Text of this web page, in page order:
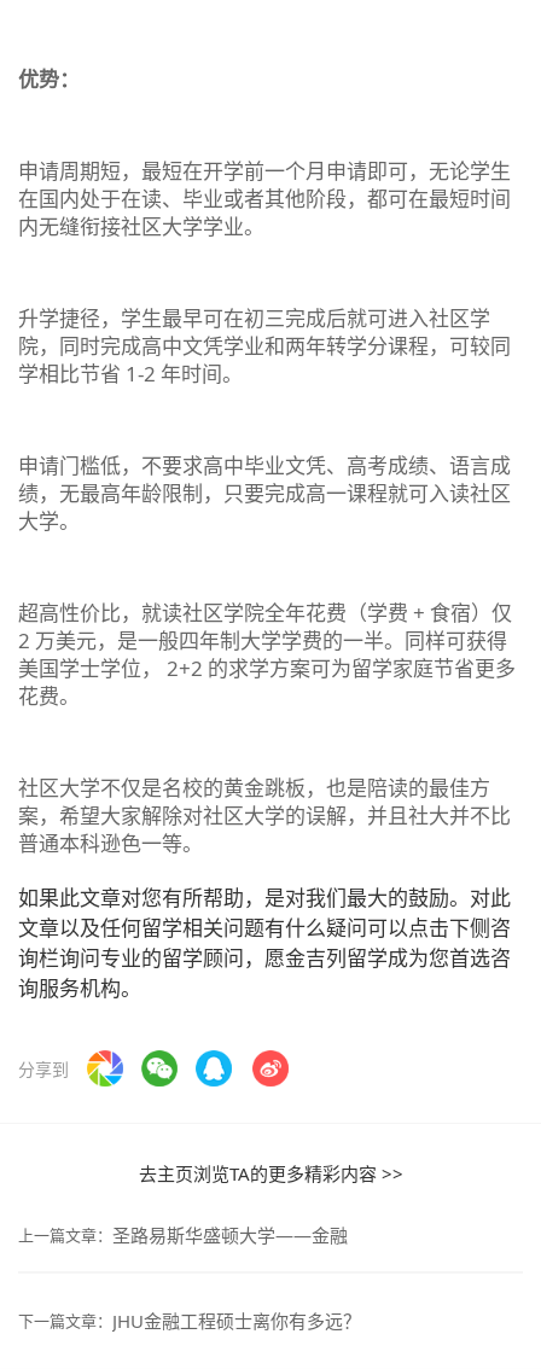
优势：
申请周期短，最短在开学前一个月申请即可，无论学生
在国内处于在读、毕业或者其他阶段，都可在最短时间
内无缝衔接社区大学学业。
升学捷径，学生最早可在初三完成后就可进入社区学
院，同时完成高中文凭学业和两年转学分课程，可较同
学相比节省 1-2 年时间。
申请门槛低，不要求高中毕业文凭、高考成绩、语言成
绩，无最高年龄限制，只要完成高一课程就可入读社区
大学。
超高性价比，就读社区学院全年花费（学费 + 食宿）仅
2 万美元，是一般四年制大学学费的一半。同样可获得
美国学士学位， 2+2 的求学方案可为留学家庭节省更多
花费。
社区大学不仅是名校的黄金跳板，也是陪读的最佳方
案，希望大家解除对社区大学的误解，并且社大并不比
普通本科逊色一等。
如果此文章对您有所帮助，是对我们最大的鼓励。对此
文章以及任何留学相关问题有什么疑问可以点击下侧咨
询栏询问专业的留学顾问，愿金吉列留学成为您首选咨
询服务机构。
分享到
去主页浏览TA的更多精彩内容 >>
上一篇文章： 圣路易斯华盛顿大学——金融
下一篇文章： JHU金融工程硕士离你有多远？